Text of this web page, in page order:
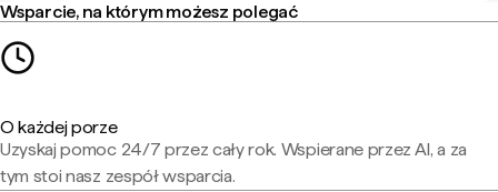
Wsparcie, na którym możesz polegać
O każdej porze
Uzyskaj pomoc 24/7 przez cały rok. Wspierane przez AI, a za
tym stoi nasz zespół wsparcia.